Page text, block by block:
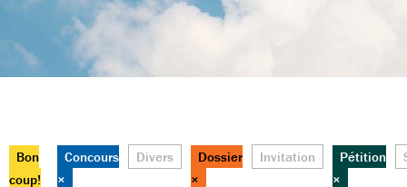
Bon
coup!
Concours
×
Divers
Dossier
×
Invitation
Pétition
×